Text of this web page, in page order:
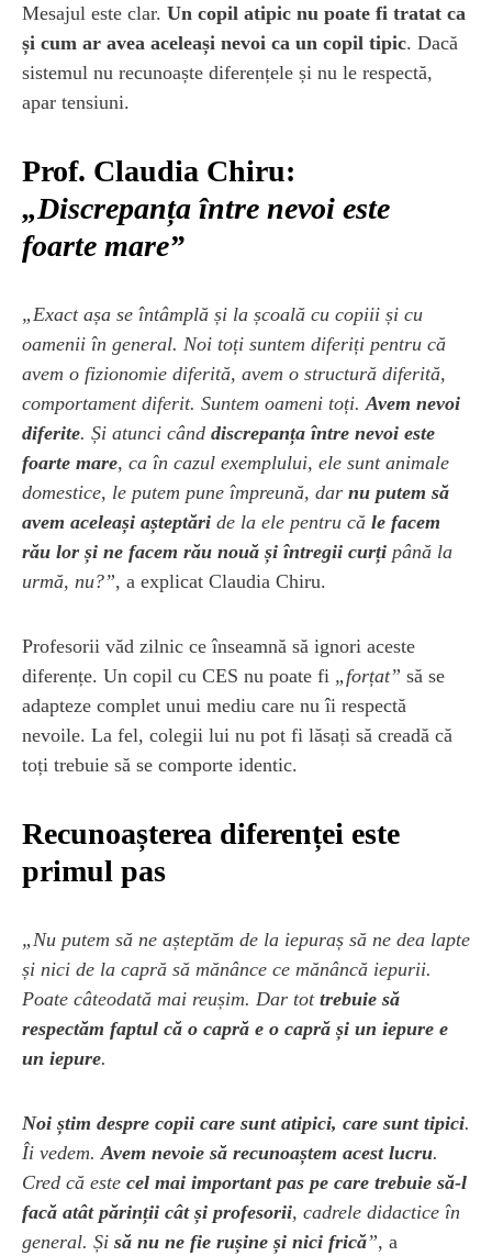
Mesajul este clar. Un copil atipic nu poate fi tratat ca
și cum ar avea aceleași nevoi ca un copil tipic. Dacă
sistemul nu recunoaște diferențele și nu le respectă,
apar tensiuni.
Prof. Claudia Chiru:
„Discrepanța între nevoi este
foarte mare”
„Exact așa se întâmplă și la școală cu copiii și cu
oamenii în general. Noi toți suntem diferiți pentru că
avem o fizionomie diferită, avem o structură diferită,
comportament diferit. Suntem oameni toți. Avem nevoi
diferite. Și atunci când discrepanța între nevoi este
foarte mare, ca în cazul exemplului, ele sunt animale
domestice, le putem pune împreună, dar nu putem să
avem aceleași așteptări de la ele pentru că le facem
rău lor și ne facem rău nouă și întregii curți până la
urmă, nu?”, a explicat Claudia Chiru.
Profesorii văd zilnic ce înseamnă să ignori aceste
diferențe. Un copil cu CES nu poate fi „forțat” să se
adapteze complet unui mediu care nu îi respectă
nevoile. La fel, colegii lui nu pot fi lăsați să creadă că
toți trebuie să se comporte identic.
Recunoașterea diferenței este
primul pas
„Nu putem să ne așteptăm de la iepuraș să ne dea lapte
și nici de la capră să mănânce ce mănâncă iepurii.
Poate câteodată mai reușim. Dar tot trebuie să
respectăm faptul că o capră e o capră și un iepure e
un iepure.
Noi știm despre copii care sunt atipici, care sunt tipici.
Îi vedem. Avem nevoie să recunoaștem acest lucru.
Cred că este cel mai important pas pe care trebuie să-l
facă atât părinții cât și profesorii, cadrele didactice în
general. Și să nu ne fie rușine și nici frică”, a